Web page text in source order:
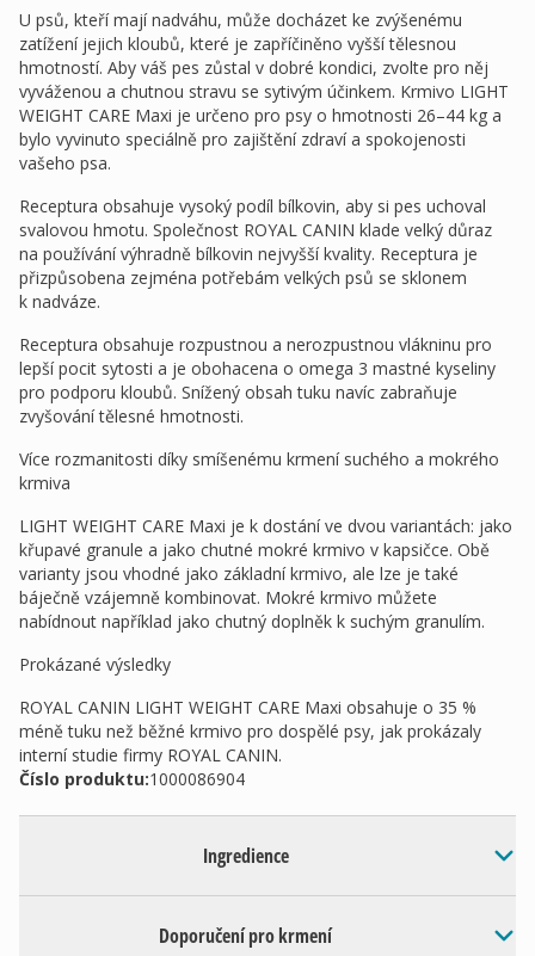
U psů, kteří mají nadváhu, může docházet ke zvýšenému
zatížení jejich kloubů, které je zapříčiněno vyšší tělesnou
hmotností. Aby váš pes zůstal v dobré kondici, zvolte pro něj
vyváženou a chutnou stravu se sytivým účinkem. Krmivo LIGHT
WEIGHT CARE Maxi je určeno pro psy o hmotnosti 26–44 kg a
bylo vyvinuto speciálně pro zajištění zdraví a spokojenosti
vašeho psa.
Receptura obsahuje vysoký podíl bílkovin, aby si pes uchoval
svalovou hmotu. Společnost ROYAL CANIN klade velký důraz
na používání výhradně bílkovin nejvyšší kvality. Receptura je
přizpůsobena zejména potřebám velkých psů se sklonem
k nadváze.
Receptura obsahuje rozpustnou a nerozpustnou vlákninu pro
lepší pocit sytosti a je obohacena o omega 3 mastné kyseliny
pro podporu kloubů. Snížený obsah tuku navíc zabraňuje
zvyšování tělesné hmotnosti.
Více rozmanitosti díky smíšenému krmení suchého a mokrého
krmiva
LIGHT WEIGHT CARE Maxi je k dostání ve dvou variantách: jako
křupavé granule a jako chutné mokré krmivo v kapsičce. Obě
varianty jsou vhodné jako základní krmivo, ale lze je také
báječně vzájemně kombinovat. Mokré krmivo můžete
nabídnout například jako chutný doplněk k suchým granulím.
Prokázané výsledky
ROYAL CANIN LIGHT WEIGHT CARE Maxi obsahuje o 35 %
méně tuku než běžné krmivo pro dospělé psy, jak prokázaly
interní studie firmy ROYAL CANIN.
Číslo produktu:1000086904
Ingredience
Doporučení pro krmení